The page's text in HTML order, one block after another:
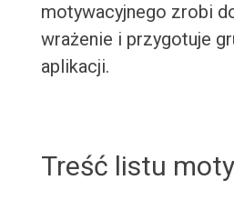
motywacyjnego zrobi
wrażenie i przygotuje
aplikacji.
Treść listu